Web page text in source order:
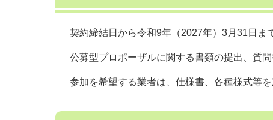
契約締結日から令和9年（2027年）3月31日ま
公募型プロポーザルに関する書類の提出、質
参加を希望する業者は、仕様書、各種様式等